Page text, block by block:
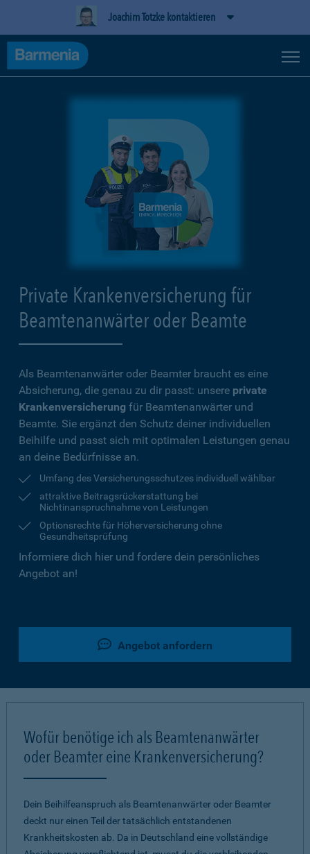
Joachim Totzke kontaktieren
Private Krankenversicherung für
Beamtenanwärter oder Beamte
Als Beamtenanwärter oder Beamter braucht es eine
Absicherung, die genau zu dir passt: unsere private
Krankenversicherung für Beamtenanwärter und
Beamte. Sie ergänzt den Schutz deiner individuellen
Beihilfe und passt sich mit optimalen Leistungen genau
an deine Bedürfnisse an.
Umfang des Versicherungsschutzes individuell wählbar
attraktive Beitragsrückerstattung bei
Nichtinanspruchnahme von Leistungen
Optionsrechte für Höherversicherung ohne
Gesundheitsprüfung
Informiere dich hier und fordere dein persönliches
Angebot an!
Angebot anfordern
Wofür benötige ich als Beamtenanwärter
oder Beamter eine Krankenversicherung?
Dein Beihilfeanspruch als Beamtenanwärter oder Beamter
deckt nur einen Teil der tatsächlich entstandenen
Krankheitskosten ab. Da in Deutschland eine vollständige